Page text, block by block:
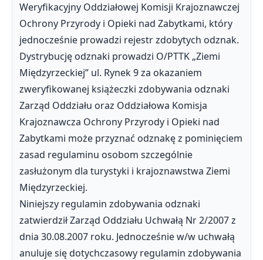
Weryfikacyjny Oddziałowej Komisji Krajoznawczej
Ochrony Przyrody i Opieki nad Zabytkami, który
jednocześnie prowadzi rejestr zdobytych odznak.
Dystrybucję odznaki prowadzi O/PTTK „Ziemi
Międzyrzeckiej” ul. Rynek 9 za okazaniem
zweryfikowanej książeczki zdobywania odznaki
Zarząd Oddziału oraz Oddziałowa Komisja
Krajoznawcza Ochrony Przyrody i Opieki nad
Zabytkami może przyznać odznakę z pominięciem
zasad regulaminu osobom szczególnie
zasłużonym dla turystyki i krajoznawstwa Ziemi
Międzyrzeckiej.
Niniejszy regulamin zdobywania odznaki
zatwierdził Zarząd Oddziału Uchwałą Nr 2/2007 z
dnia 30.08.2007 roku. Jednocześnie w/w uchwałą
anuluje się dotychczasowy regulamin zdobywania